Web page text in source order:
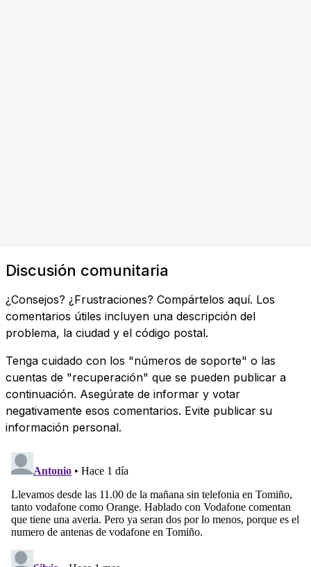
Discusión comunitaria
¿Consejos? ¿Frustraciones? Compártelos aquí. Los
comentarios útiles incluyen una descripción del
problema, la ciudad y el código postal.
Tenga cuidado con los "números de soporte" o las
cuentas de "recuperación" que se pueden publicar a
continuación. Asegúrate de informar y votar
negativamente esos comentarios. Evite publicar su
información personal.